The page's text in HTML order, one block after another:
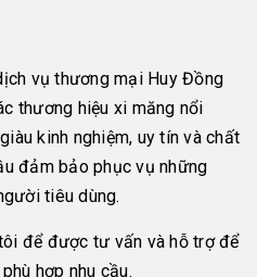
vụ thương mại Huy Đồng
thương hiệu xi măng nổi
kinh nghiệm, uy tín và chất
đảm bảo phục vụ những
tiêu dùng.
để được tư vấn và hỗ trợ để
hợp nhu cầu.